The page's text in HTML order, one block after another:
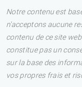
Notre contenu est
n'acceptons aucune
contenu de ce site
constitue pas un
sur la base des
vos propres frais et